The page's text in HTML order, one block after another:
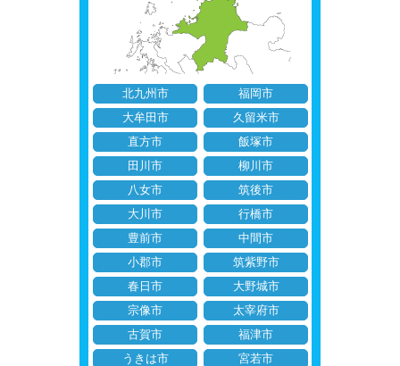
北九州市
福岡市
大牟田市
久留米市
直方市
飯塚市
田川市
柳川市
八女市
筑後市
大川市
行橋市
豊前市
中間市
小郡市
筑紫野市
春日市
大野城市
宗像市
太宰府市
古賀市
福津市
うきは市
宮若市